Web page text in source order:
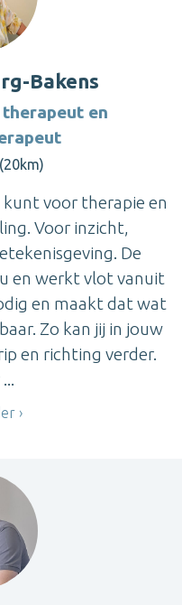
Bakens
en
voor therapie en
Voor inzicht,
De
en werkt vlot vanuit
en maakt dat wat
Zo kan jij in jouw
en richting verder.